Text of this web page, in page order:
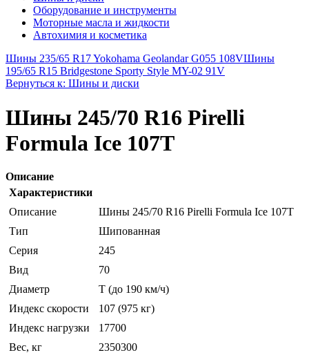
Оборудование и инструменты
Моторные масла и жидкости
Автохимия и косметика
Шины 235/65 R17 Yokohama Geolandar G055 108VШины
195/65 R15 Bridgestone Sporty Style MY-02 91V
Вернуться к: Шины и диски
Шины 245/70 R16 Pirelli
Formula Ice 107T
Описание
Характеристики
Описание
Шины 245/70 R16 Pirelli Formula Ice 107T
Тип
Шипованная
Серия
245
Вид
70
Диаметр
T (до 190 км/ч)
Индекс скорости
107 (975 кг)
Индекс нагрузки
17700
Вес, кг
2350300